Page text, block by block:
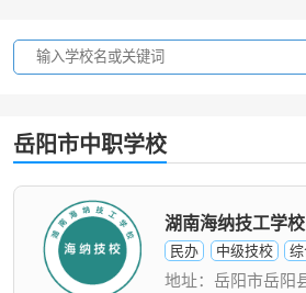
岳阳市中职学校
湖南海纳技工学校
民办 中级技校
地址：岳阳市岳阳